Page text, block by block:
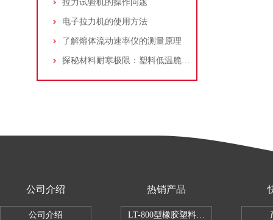
拉力试验机的操作问题
电子拉力机的使用方法
了解熔体流动速率仪的测量原理
探秘材料耐寒极限：塑料低温脆性试验机解析
公司介绍
公司介绍
热销产品
LT-800型橡胶塑料拉伸试验机